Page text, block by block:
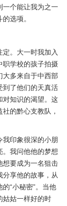
一个能让我为之一
选项。
。大一时我加入
职学校的孩子拍摄
大多来自于中西部
到了他们的天真活
对知识的渴望。这
的黔心支教队，
我印象很深的小朋
。我问他他的梦想
想要成为一名狙击
分享他的故事，从
“小秘密”。当他
姑姑一样好的时